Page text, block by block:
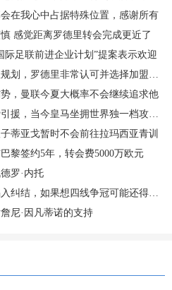
在我心中占据特殊位置，感谢所有
感觉距离罗德里转会完成更近了
足联前进企业计划”提案表示欢迎
，罗德里非常认可并选择加盟巴萨
，曼联今夏大概率不会继续追求他
，当今皇马坐拥世界独一档攻击线
蒂亚戈暂时不会前往拉玛西亚青训
黎签约5年，转会费5000万欧元
罗·内托
结，如果想四线争冠可能还得买人
尼·因凡蒂诺的支持